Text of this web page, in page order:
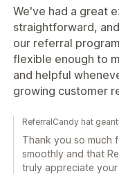
We've had a great
straightforward,
our referral
flexible enough to
and helpful
growing customer
ReferralCandy hat
Thank you so much
smoothly and that
truly appreciate